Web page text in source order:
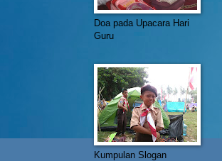
Doa pada Upacara Hari
Guru
Kumpulan Slogan